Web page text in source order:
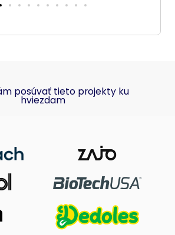
posúvať tieto projekty ku
hviezdam